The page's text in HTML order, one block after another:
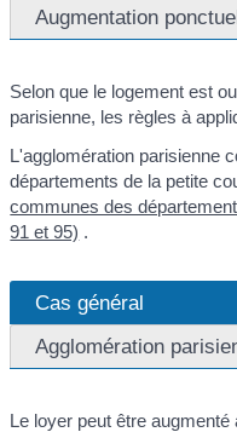
Augmentation
Selon que le logement est
parisienne, les règles à
L'agglomération parisienne
départements de la petite
communes des
91 et 95) .
Cas général
Agglomération
Le loyer peut être augmenté